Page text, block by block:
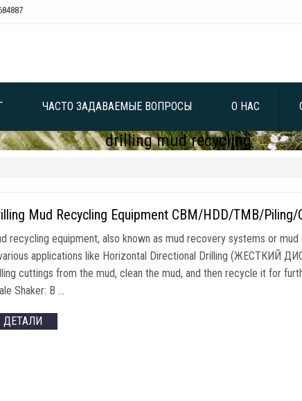
ЧАСТО ЗАДАВАЕМЫЕ ВОПРОСЫ О НАС
drilling mud recycling
Mud Recycling Equipment CBM/HDD/TMB/
recycling equipment,also known as mud recovery systems or
applications like Horizontal Directional Drilling (ЖЕСТКИЙ
cuttings from the mud,clean the mud,and then recycle it for
Shaker: В …
ДЕТАЛИ